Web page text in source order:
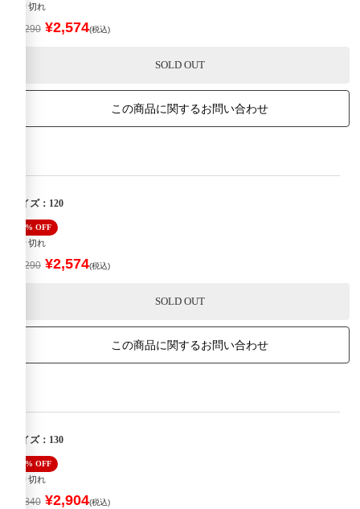
売り切れ
¥4,290 ¥2,574(税込)
SOLD OUT
この商品に関するお問い合わせ
サイズ：120
40% OFF
売り切れ
¥4,290 ¥2,574(税込)
SOLD OUT
この商品に関するお問い合わせ
サイズ：130
40% OFF
売り切れ
¥4,840 ¥2,904(税込)